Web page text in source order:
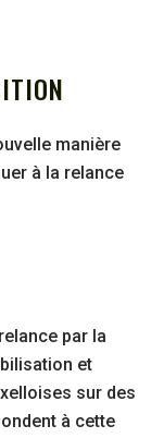
manière
à la relance
par la
et
sur des
à cette